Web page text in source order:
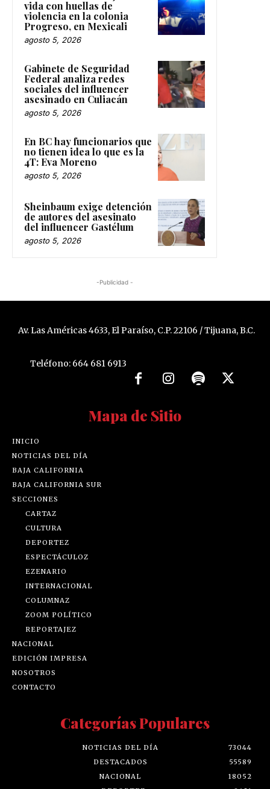
vida con huellas de
violencia en la colonia
Progreso, en Mexicali
agosto 5, 2026
Gabinete de Seguridad
Federal analiza redes
sociales del influencer
asesinado en Culiacán
agosto 5, 2026
En BC hay funcionarios que
no tienen idea lo que es la
4T: Eva Moreno
agosto 5, 2026
Sheinbaum exige detención
de autores del asesinato
del influencer Gastélum
agosto 5, 2026
-Publicidad -
Av. Las Américas 4633, El Paraíso, C.P. 22106 / Tijuana, B.C.
Teléfono: 664 681 6913
Mapa de Sitio
INICIO
NOTICIAS DEL DÍA
BAJA CALIFORNIA
BAJA CALIFORNIA SUR
SECCIONES
CARTAZ
CULTURA
DEPORTEZ
ESPECTÁCULOZ
EZENARIO
INTERNACIONAL
COLUMNAZ
ZOOM POLÍTICO
REPORTAJEZ
NACIONAL
EDICIÓN IMPRESA
NOSOTROS
CONTACTO
Categorías Populares
NOTICIAS DEL DÍA
73044
DESTACADOS
55589
NACIONAL
18052